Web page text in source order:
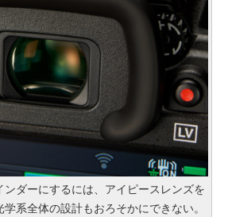
ダーにするには、アイピースレンズを
系全体の設計もおろそかにできない。